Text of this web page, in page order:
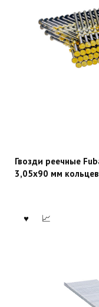
Гвозди реечные
3,05х90 мм